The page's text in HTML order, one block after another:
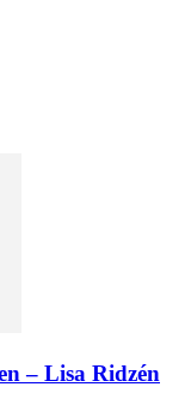
– Lisa Ridzén